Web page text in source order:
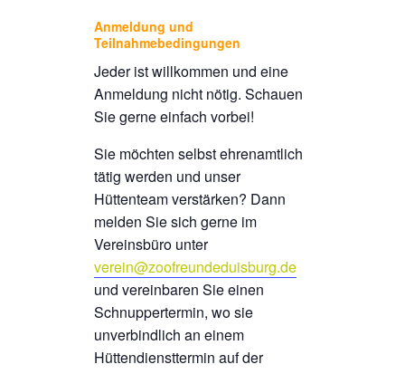
Anmeldung und
Teilnahmebedingungen
Jeder ist willkommen und eine
Anmeldung nicht nötig. Schauen
Sie gerne einfach vorbei!
Sie möchten selbst ehrenamtlich
tätig werden und unser
Hüttenteam verstärken? Dann
melden Sie sich gerne im
Vereinsbüro unter
verein@zoofreundeduisburg.de
und vereinbaren Sie einen
Schnuppertermin, wo sie
unverbindlich an einem
Hüttendiensttermin auf der